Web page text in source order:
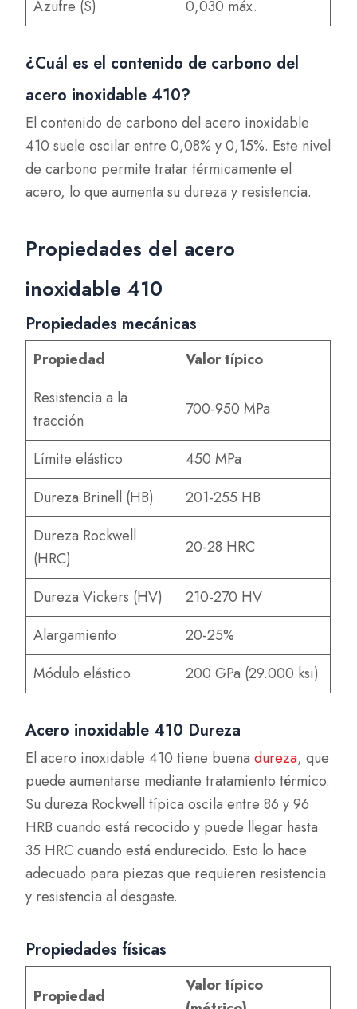
Azufre (S) 0,030 máx.
¿Cuál es el contenido de carbono del
acero inoxidable 410?
El contenido de carbono del acero inoxidable
410 suele oscilar entre 0,08% y 0,15%. Este nivel
de carbono permite tratar térmicamente el
acero, lo que aumenta su dureza y resistencia.
Propiedades del acero
inoxidable 410
Propiedades mecánicas
Propiedad
Valor típico
Resistencia a la
tracción
700-950 MPa
Límite elástico
450 MPa
Dureza Brinell (HB)
201-255 HB
Dureza Rockwell
(HRC)
20-28 HRC
Dureza Vickers (HV)
210-270 HV
Alargamiento
20-25%
Módulo elástico
200 GPa (29.000 ksi)
Acero inoxidable 410 Dureza
El acero inoxidable 410 tiene buenadureza, que
puede aumentarse mediante tratamiento térmico.
Su dureza Rockwell típica oscila entre 86 y 96
HRB cuando está recocido y puede llegar hasta
35 HRC cuando está endurecido. Esto lo hace
adecuado para piezas que requieren resistencia
y resistencia al desgaste.
Propiedades físicas
Propiedad
Valor típico